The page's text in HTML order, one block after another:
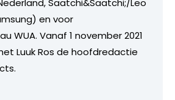
en voor
WUA. Vanaf 1 november 2021
Luuk Ros de hoofdredactie